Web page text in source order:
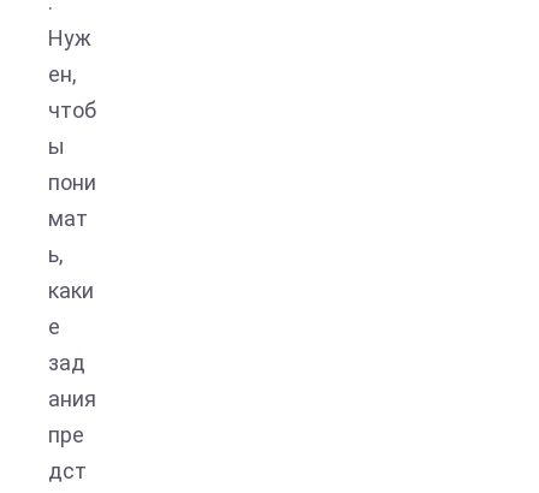
Нуж
ен,
чтоб
ы
пони
мат
ь,
каки
е
зад
ания
пре
дст